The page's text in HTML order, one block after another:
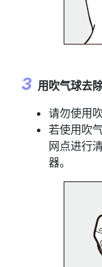
用吹气球去
请勿使用
若使用吹
网点进行
器。